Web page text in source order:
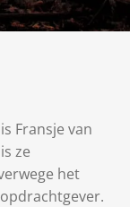
Fransje van
ze
het
opdrachtgever.